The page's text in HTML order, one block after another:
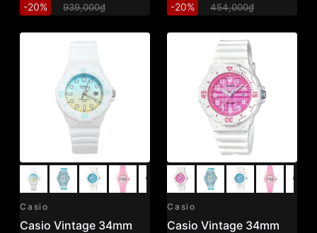
-20% 939,000₫ -20% 454,000₫
Casio
Casio Vintage 34mm
Casio
Casio Vintage 34mm